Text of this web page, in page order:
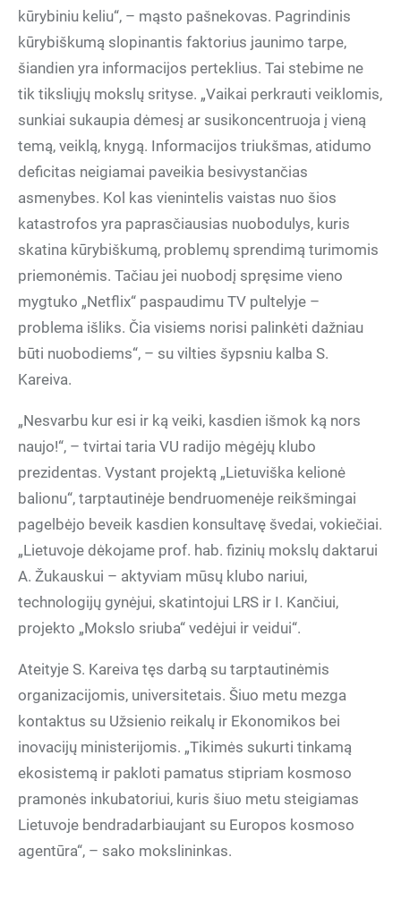
kūrybiniu keliu“, – mąsto pašnekovas. Pagrindinis
kūrybiškumą slopinantis faktorius jaunimo tarpe,
šiandien yra informacijos perteklius. Tai stebime ne
tik tiksliųjų mokslų srityse. „Vaikai perkrauti veiklomis,
sunkiai sukaupia dėmesį ar susikoncentruoja į vieną
temą, veiklą, knygą. Informacijos triukšmas, atidumo
deficitas neigiamai paveikia besivystančias
asmenybes. Kol kas vienintelis vaistas nuo šios
katastrofos yra paprasčiausias nuobodulys, kuris
skatina kūrybiškumą, problemų sprendimą turimomis
priemonėmis. Tačiau jei nuobodį spręsime vieno
mygtuko „Netflix“ paspaudimu TV pultelyje –
problema išliks. Čia visiems norisi palinkėti dažniau
būti nuobodiems“, – su vilties šypsniu kalba S.
Kareiva.
„Nesvarbu kur esi ir ką veiki, kasdien išmok ką nors
naujo!“, – tvirtai taria VU radijo mėgėjų klubo
prezidentas. Vystant projektą „Lietuviška kelionė
balionu“, tarptautinėje bendruomenėje reikšmingai
pagelbėjo beveik kasdien konsultavę švedai, vokiečiai.
„Lietuvoje dėkojame prof. hab. fizinių mokslų daktarui
A. Žukauskui – aktyviam mūsų klubo nariui,
technologijų gynėjui, skatintojui LRS ir I. Kančiui,
projekto „Mokslo sriuba“ vedėjui ir veidui“.
Ateityje S. Kareiva tęs darbą su tarptautinėmis
organizacijomis, universitetais. Šiuo metu mezga
kontaktus su Užsienio reikalų ir Ekonomikos bei
inovacijų ministerijomis. „Tikimės sukurti tinkamą
ekosistemą ir pakloti pamatus stipriam kosmoso
pramonės inkubatoriui, kuris šiuo metu steigiamas
Lietuvoje bendradarbiaujant su Europos kosmoso
agentūra“, – sako mokslininkas.